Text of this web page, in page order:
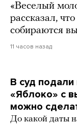
«Веселый
рассказал,
собираются
11 часов назад
В суд подали
«Яблоко» с
можно
До какой даты